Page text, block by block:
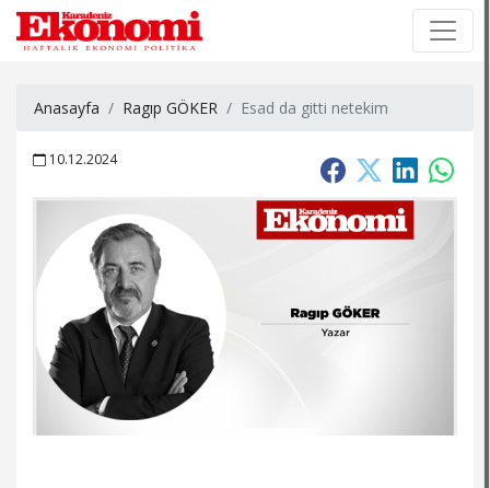
Anasayfa Ragıp GÖKER Esad da gitti netekim
10.12.2024
×
×